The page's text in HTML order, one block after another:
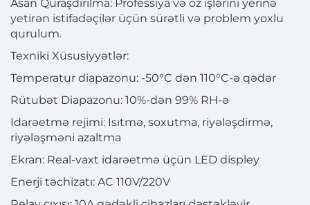
Asan Quraşdırılma: Professiya və öz işlərini yerinə
yetirən istifadəçilər üçün sürətli və problem yoxlu
qurulum.
Texniki Xüsusiyyətlər:
Temperatur diapazonu: -50°C dən 110°C-ə qədər
Rütubət Diapazonu: 10%-dən 99% RH-ə
Idarəetmə rejimi: Isıtmə, soxutma, riyələşdirmə,
riyələşməni azaltma
Ekran: Real-vaxt idarəetmə üçün LED displey
Enerji təchizatı: AC 110V/220V